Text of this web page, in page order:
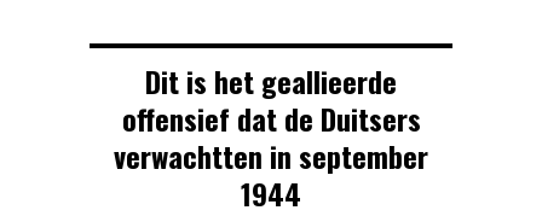
Dit is het geallieerde
offensief dat de Duitsers
verwachtten in september
1944